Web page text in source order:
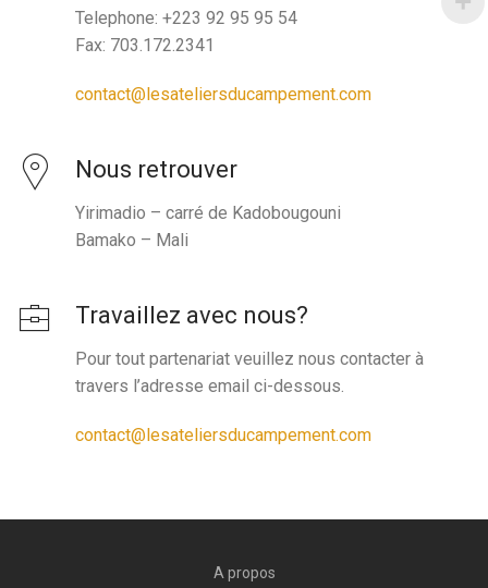
Telephone: +223 92 95 95 54
Fax: 703.172.2341
contact@lesateliersducampement.com
Nous retrouver
Yirimadio – carré de Kadobougouni
Bamako – Mali
Travaillez avec nous?
Pour tout partenariat veuillez nous contacter à
travers l’adresse email ci-dessous.
contact@lesateliersducampement.com
A propos